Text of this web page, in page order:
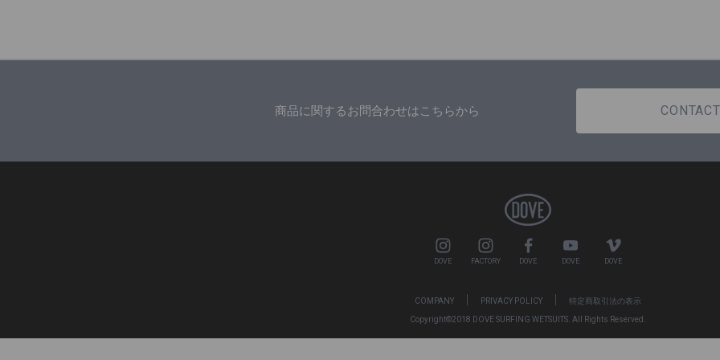
商品に関するお問合わせはこちらから
DOVE FACTORY DOVE DOVE DOVE
COMPANY PRIVACY POLICY 特定商取引法の表示
Copyright©2018 DOVE SURFING WETSUITS. All Rights Reserved.